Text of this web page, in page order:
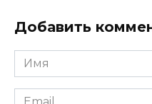
Добавить
Имя
*
Email